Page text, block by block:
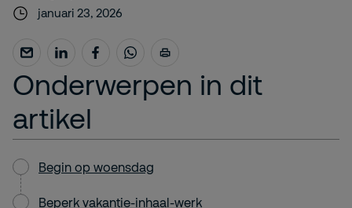
januari 23, 2026
Onderwerpen in dit
artikel
Begin op woensdag
Beperk vakantie-inhaal-werk